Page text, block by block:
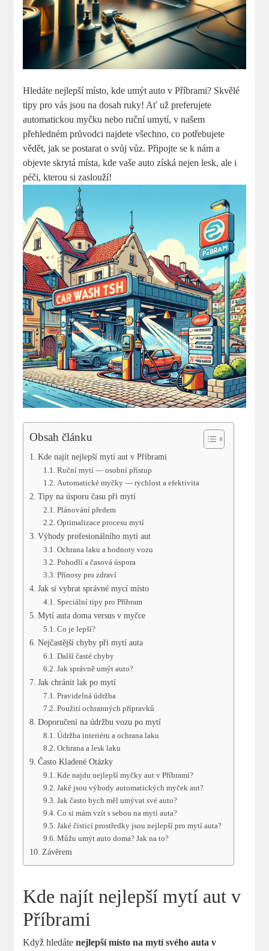
Hledáte nejlepší místo, kde umýt auto v Příbrami? Skvělé
tipy pro vás jsou na dosah ruky! Ať už preferujete
automatickou myčku nebo ruční umytí, v našem
přehledném průvodci najdete všechno, co potřebujete
vědět, jak se postarat o svůj vůz. Připojte se k nám a
objevte skrytá místa, kde vaše auto získá nejen lesk, ale i
péči, kterou si zaslouží!
Obsah článku
Kde najít nejlepší mytí aut v Příbrami
Ruční mytí — osobní přístup
Automatické myčky — rychlost a efektivita
Tipy na úsporu času při mytí
Plánování předem
Optimalizace procesu mytí
Výhody profesionálního mytí aut
Ochrana laku a hodnoty vozu
Pohodlí a časová úspora
Přínosy pro zdraví
Jak si vybrat správné mycí místo
Speciální tipy pro Příbram
Mytí auta doma versus v myčce
Co je lepší?
Nejčastější chyby při mytí auta
Další časté chyby
Jak správně umýt auto?
Jak chránit lak po mytí
Pravidelná údržba
Použití ochranných přípravků
Doporučení na údržbu vozu po mytí
Údržba interiéru a ochrana laku
Ochrana a lesk laku
Často Kladené Otázky
Kde najdu nejlepší myčky aut v Příbrami?
Jaké jsou výhody automatických myček aut?
Jak často bych měl umývat své auto?
Co si mám vzít s sebou na mytí auta?
Jaké čisticí prostředky jsou nejlepší pro mytí auta?
Můžu umýt auto doma? Jak na to?
Závěrem
Kde najít nejlepší mytí aut v
Příbrami
Když hledátenejlepší místo na mytí svého auta v